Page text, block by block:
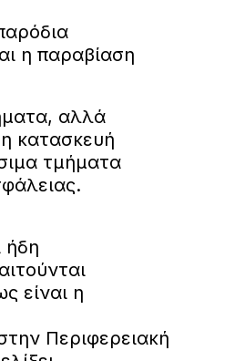
η παραβίαση
αλλά
κατασκευή
τμήματα
ήδη
είναι η
Περιφερειακή